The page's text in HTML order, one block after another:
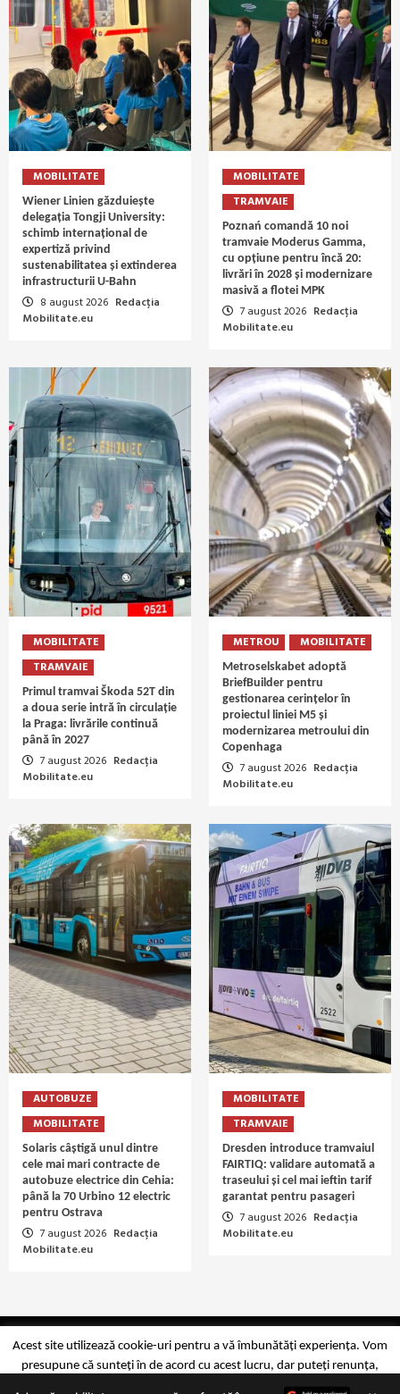
MOBILITATE
Wiener Linien găzduiește
delegația Tongji University:
schimb internațional de
expertiză privind
sustenabilitatea și extinderea
infrastructurii U-Bahn
8 august 2026 Redacția
Mobilitate.eu
MOBILITATE
TRAMVAIE
Poznań comandă 10 noi
tramvaie Moderus Gamma,
cu opțiune pentru încă 20:
livrări în 2028 și modernizare
masivă a flotei MPK
7 august 2026 Redacția
Mobilitate.eu
MOBILITATE
TRAMVAIE
Primul tramvai Škoda 52T din
a doua serie intră în circulație
la Praga: livrările continuă
până în 2027
7 august 2026 Redacția
Mobilitate.eu
METROU MOBILITATE
Metroselskabet adoptă
BriefBuilder pentru
gestionarea cerințelor în
proiectul liniei M5 și
modernizarea metroului din
Copenhaga
7 august 2026 Redacția
Mobilitate.eu
AUTOBUZE
MOBILITATE
Solaris câștigă unul dintre
cele mai mari contracte de
autobuze electrice din Cehia:
până la 70 Urbino 12 electric
pentru Ostrava
7 august 2026 Redacția
Mobilitate.eu
MOBILITATE
TRAMVAIE
Dresden introduce tramvaiul
FAIRTIQ: validare automată a
traseului și cel mai ieftin tarif
garantat pentru pasageri
7 august 2026 Redacția
Mobilitate.eu
Copyright Mobilitate.eu © 2014-2026
Acest site utilizează cookie-uri pentru a vă îmbunătăți experiența. Vom
presupune că sunteți în de acord cu acest lucru, dar puteți renunța,